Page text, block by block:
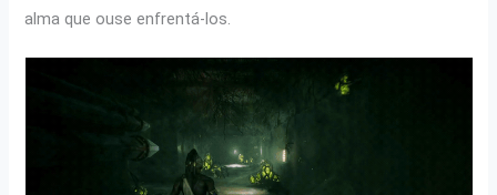
alma que ouse enfrentá-los.